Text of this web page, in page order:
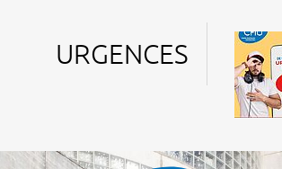
URGENCES